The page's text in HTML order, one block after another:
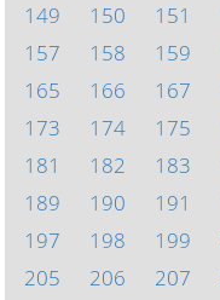
149
150 151
157
158 159
165
166 167
173
174 175
181
182 183
189
190 191
197
198 199
205
206 207